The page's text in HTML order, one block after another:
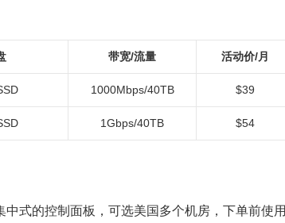
带宽/流量 活动价/月
1000Mbps/40TB $39
1Gbps/40TB $54
式的控制面板，可选美国多个机房，下单前使用